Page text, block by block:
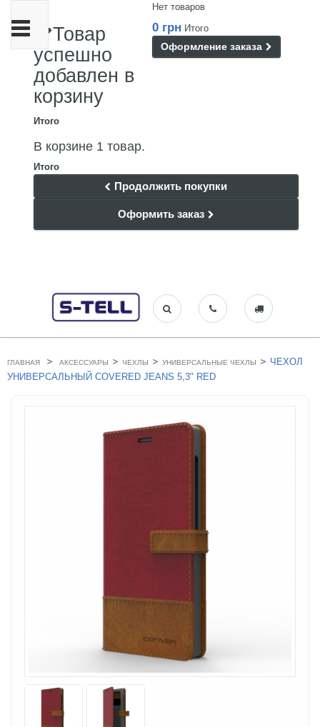
Нет товаров
0 грн Итого
Оформление заказа
Товар
успешно
добавлен в
корзину
Итого
В корзине 1 товар.
Итого
Продолжить покупки
Оформить заказ
Переключить
навигации
ГЛАВНАЯ > АКСЕССУАРЫ > ЧЕХЛЫ > УНИВЕРСАЛЬНЫЕ ЧЕХЛЫ > ЧЕХОЛ
УНИВЕРСАЛЬНЫЙ COVERED JEANS 5,3" RED